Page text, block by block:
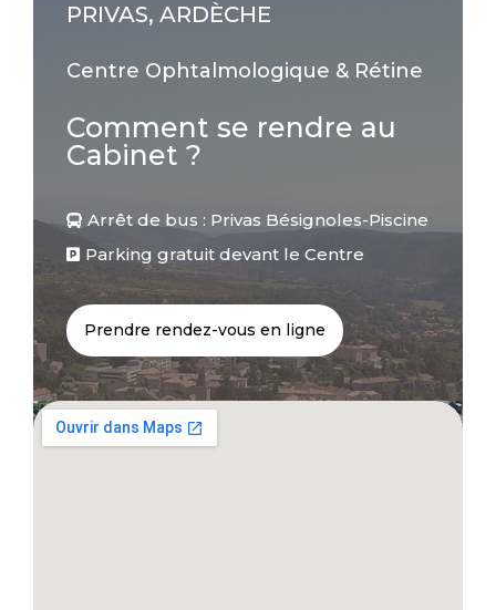
PRIVAS, ARDÈCHE
Centre Ophtalmologique & Rétine
Comment se rendre au
Cabinet ?
 Arrêt de bus : Privas Bésignoles-Piscine
 Parking gratuit devant le Centre
Prendre rendez-vous en ligne